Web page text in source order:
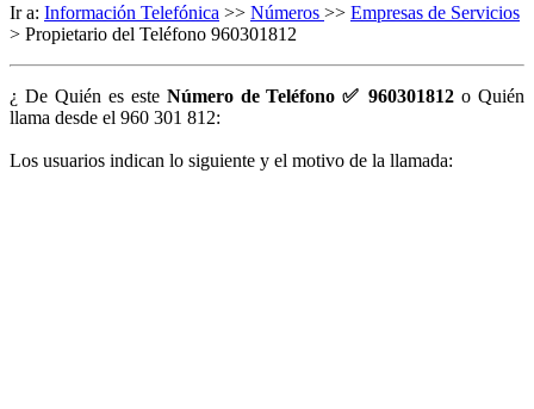
Ir a: Información Telefónica >> Números >> Empresas de Servicios
> Propietario del Teléfono 960301812
¿ De Quién es este Número de Teléfono ✅ 960301812 o Quién
llama desde el 960 301 812:
Los usuarios indican lo siguiente y el motivo de la llamada: